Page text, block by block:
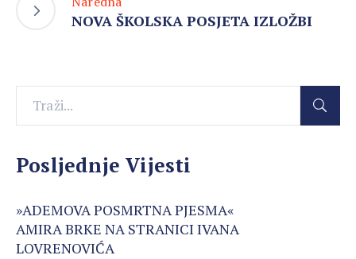
NOVA ŠKOLSKA POSJETA IZLOŽBI
Posljednje Vijesti
»ADEMOVA POSMRTNA PJESMA«
AMIRA BRKE NA STRANICI IVANA
LOVRENOVIĆA